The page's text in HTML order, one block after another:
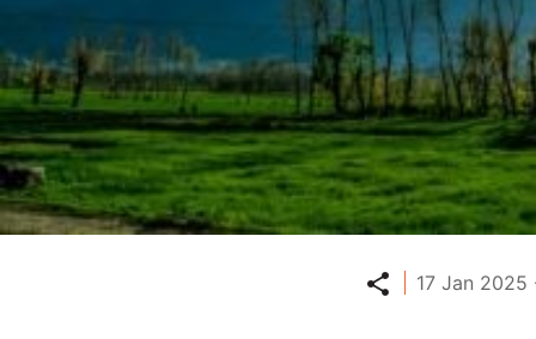
Partager
17 Jan 2025